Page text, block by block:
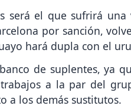
será el que sufrirá
por sanción,
hará dupla con el
de suplentes, ya
a la par del
a los demás sustitutos.